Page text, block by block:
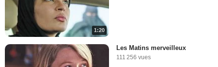
1:20
Les Matins merveilleux
111 256 vues